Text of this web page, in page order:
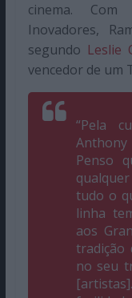
cinema.
Inovadores,
segundo Leslie
vencedor de um
“Pela
Penso
tudo o
linha
aos
tradição
no seu